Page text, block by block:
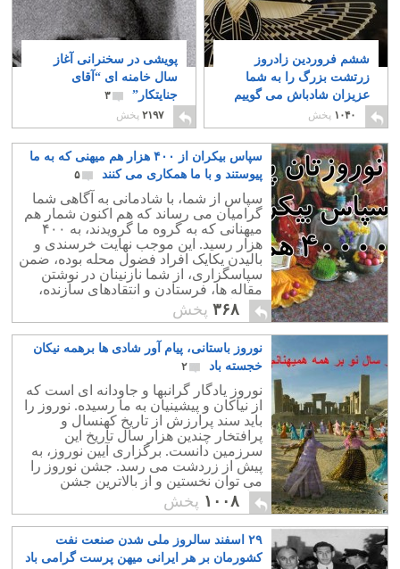
ششم فروردین زادروز
زرتشت بزرگ را به شما
عزیزان شادباش می گوییم
۶
۱۰۴۰ پخش
پویشی در سخنرانی آغاز
سال خامنه ای “آقای
جنایتکار”
۳
۲۱۹۷ پخش
سپاس بیکران از ۴۰۰ هزار هم میهنی که به ما
پیوستند و با ما همکاری می کنند
۵
سپاس از شما، با شادمانی به آگاهی شما
گرامیان می رساند که هم اکنون شمار هم
میهنانی که به گروه ما گرویدند، به ۴۰۰
هزار رسید. این موجب نهایت خرسندی و
بالیدن یکایک افراد فضول محله بوده، ضمن
سپاسگزاری، از شما نازنینان در نوشتن
مقاله ها، فرستادن و انتقادهای سازنده،
درخواست کمک و همکاری بیشتر دارد.
۳۶۸ پخش
نوروز باستانی، پیام آور شادی ها برهمه نیکان
خجسته باد
۲
نوروز یادگار گرانبها و جاودانه ای است که
از نیاکان و پیشینیان به ما رسیده. نوروز را
باید سند پرارزش از تاریخ کهنسال و
پرافتخار چندین هزار سال تاریخ این
سرزمین دانست. برگزاری آیین نوروز، به
پيش از زردشت می رسد. جشن نوروز را
می توان نخستین و از بالاترین جشن
شادمانی و خرسندی ملتی در پهنه تاریخ
دانست.
۱۰۰۸ پخش
۲۹ اسفند سالروز ملی شدن صنعت نفت
کشورمان بر هر ایرانی میهن پرست گرامی باد